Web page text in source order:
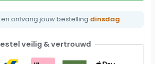
ontvang jouw bestelling dinsdag.
veilig & vertrouwd